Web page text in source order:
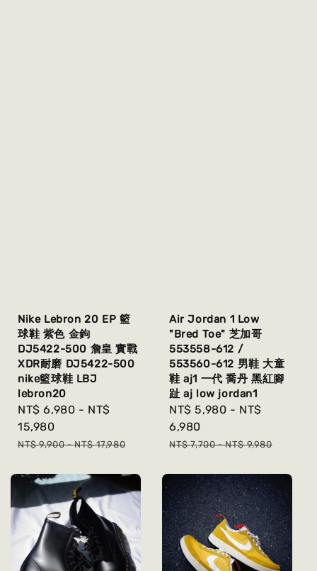
Nike Lebron 20 EP 籃
球鞋 紫色 金鉤
DJ5422-500 詹皇 實戰
XDR耐磨 DJ5422-500
nike籃球鞋 LBJ
lebron20
Sale
price
NT$ 6,980 - NT$
15,980
Regular
NT$ 9,900-NT$ 17,980
Air Jordan 1 Low
"Bred Toe" 芝加哥
553558-612 /
553560-612 男鞋 大童
鞋 aj1 一代 喬丹 黑紅腳
趾 aj low jordan1
Sale
price
NT$ 5,980 - NT$
6,980
Regular
NT$ 7,700-NT$ 9,980